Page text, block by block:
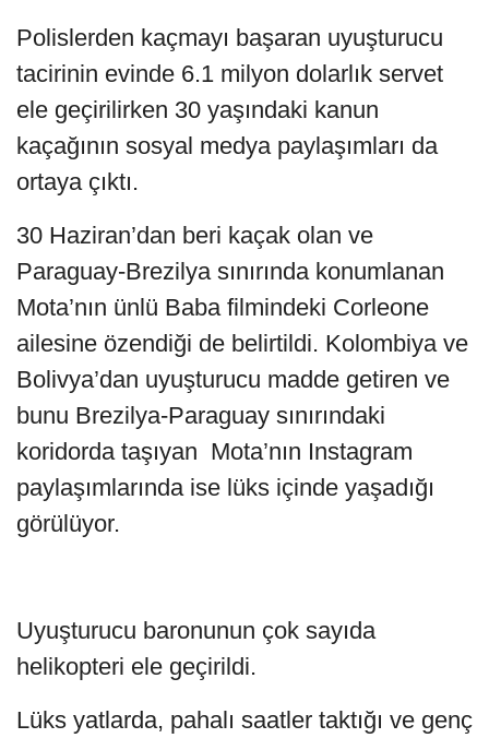
Polislerden kaçmayı başaran uyuşturucu
tacirinin evinde 6.1 milyon dolarlık servet
ele geçirilirken 30 yaşındaki kanun
kaçağının sosyal medya paylaşımları da
ortaya çıktı.
30 Haziran’dan beri kaçak olan ve
Paraguay-Brezilya sınırında konumlanan
Mota’nın ünlü Baba filmindeki Corleone
ailesine özendiği de belirtildi. Kolombiya ve
Bolivya’dan uyuşturucu madde getiren ve
bunu Brezilya-Paraguay sınırındaki
koridorda taşıyan Mota’nın Instagram
paylaşımlarında ise lüks içinde yaşadığı
görülüyor.
Uyuşturucu baronunun çok sayıda
helikopteri ele geçirildi.
Lüks yatlarda, pahalı saatler taktığı ve genç